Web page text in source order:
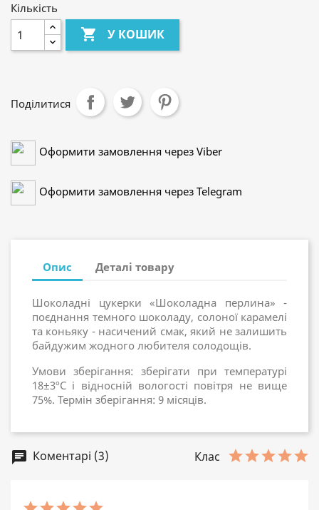
Кількість
 У КОШИК
Поділитися
Оформити замовлення через Viber
Оформити замовлення через Telegram
Опис Деталі товару
Шоколадні цукерки «Шоколадна перлина» -
поєднання темного шоколаду, солоної карамелі
та коньяку - насичений смак, який не залишить
байдужим жодного любителя солодощів.
Умови зберігання: зберігати при температурі
18±3ºC і відносній вологості повітря не вище
75%. Термін зберігання: 9 місяців.
chat Коментарі (3) Клас